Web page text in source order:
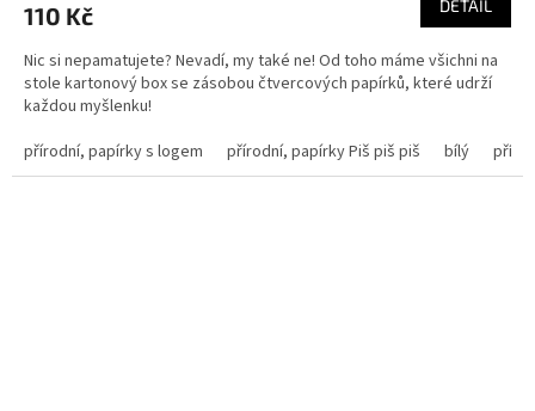
110 Kč DETAIL
Nic si nepamatujete? Nevadí, my také ne! Od toho máme všichni na
stole kartonový box se zásobou čtvercových papírků, které udrží
každou myšlenku!
přírodní, papírky s logem
přírodní, papírky Piš piš piš bílý